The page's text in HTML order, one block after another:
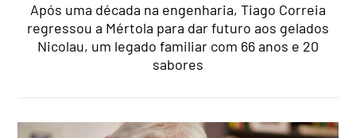
Após uma década na engenharia, Tiago Correia
regressou a Mértola para dar futuro aos gelados
Nicolau, um legado familiar com 66 anos e 20
sabores